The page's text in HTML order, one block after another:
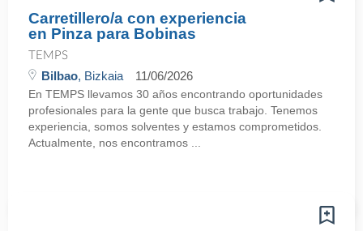
Carretillero/a con experiencia
en Pinza para Bobinas
TEMPS
Bilbao, Bizkaia 11/06/2026
En TEMPS llevamos 30 años encontrando oportunidades
profesionales para la gente que busca trabajo. Tenemos
experiencia, somos solventes y estamos comprometidos.
Actualmente, nos encontramos ...